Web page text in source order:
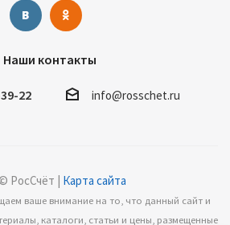
Наши контакты
22 info@rosschet.ru
РосСчёт | Карта сайта
ваше внимание на то, что данный сайт и
каталоги, статьи и цены, размещенные